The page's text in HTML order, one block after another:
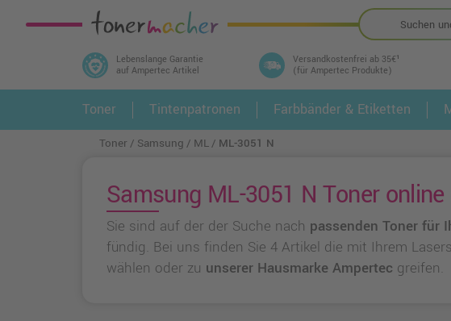
Lebenslange Garantie
auf Ampertec Artikel
Versandkostenfrei ab 35€¹
(für Ampertec Produkte)
In 3 einfachen Schritten ihr Druckermodell
und alle dazu passenden Artikel finden ➤ 1.
Toner Tintenpatronen Farbbänder & Etiketten
Toner Samsung ML ML-3051 N
Samsung ML-3051 N Toner
Sie sind auf der der Suche nach passenden Toner für
fündig. Bei uns finden Sie 4 Artikel die mit Ihrem
wählen oder zu unserer Hausmarke Ampertec greifen.